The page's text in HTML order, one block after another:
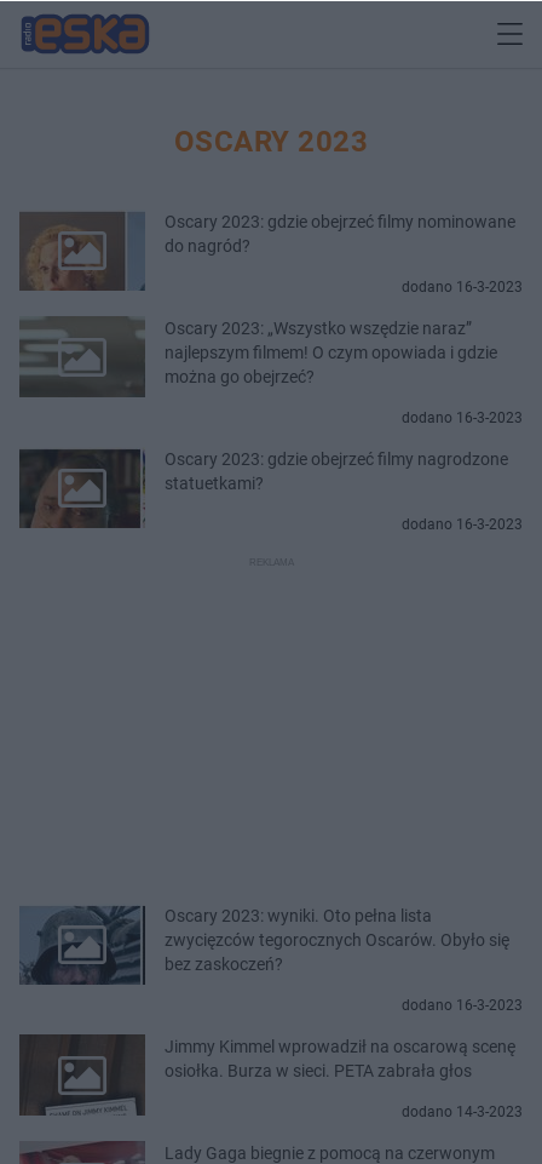
OSCARY 2023
Oscary 2023: gdzie obejrzeć filmy nominowane
do nagród?
dodano 16-3-2023
Oscary 2023: „Wszystko wszędzie naraz”
najlepszym filmem! O czym opowiada i gdzie
można go obejrzeć?
dodano 16-3-2023
Oscary 2023: gdzie obejrzeć filmy nagrodzone
statuetkami?
dodano 16-3-2023
Oscary 2023: wyniki. Oto pełna lista
zwycięzców tegorocznych Oscarów. Obyło się
bez zaskoczeń?
dodano 16-3-2023
Jimmy Kimmel wprowadził na oscarową scenę
osiołka. Burza w sieci. PETA zabrała głos
dodano 14-3-2023
Lady Gaga biegnie z pomocą na czerwonym